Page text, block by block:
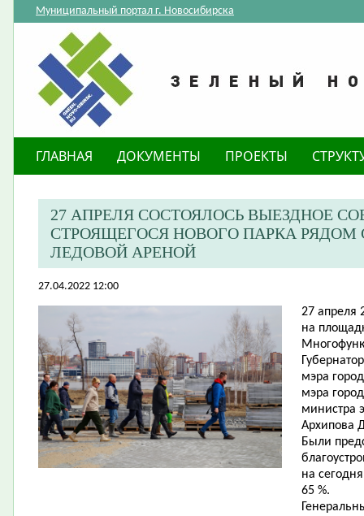
Муниципальный портал г. Новосибирска
ГЛАВНАЯ ДОКУМЕНТЫ ПРОЕКТЫ
27 АПРЕЛЯ СОСТОЯЛОСЬ ВЫЕЗДНОЕ
СТРОЯЩЕГОСЯ НОВОГО ПАРКА
ЛЕДОВОЙ АРЕНОЙ
27.04.2022 12:00
27 апреля
на
мэра
мэра
министра
Архипова
Были
на
65 %.